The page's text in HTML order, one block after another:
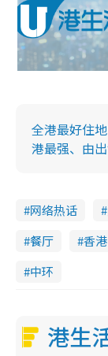
全港最好住
港最强、由
网络热话
餐厅
香港
中环
港生